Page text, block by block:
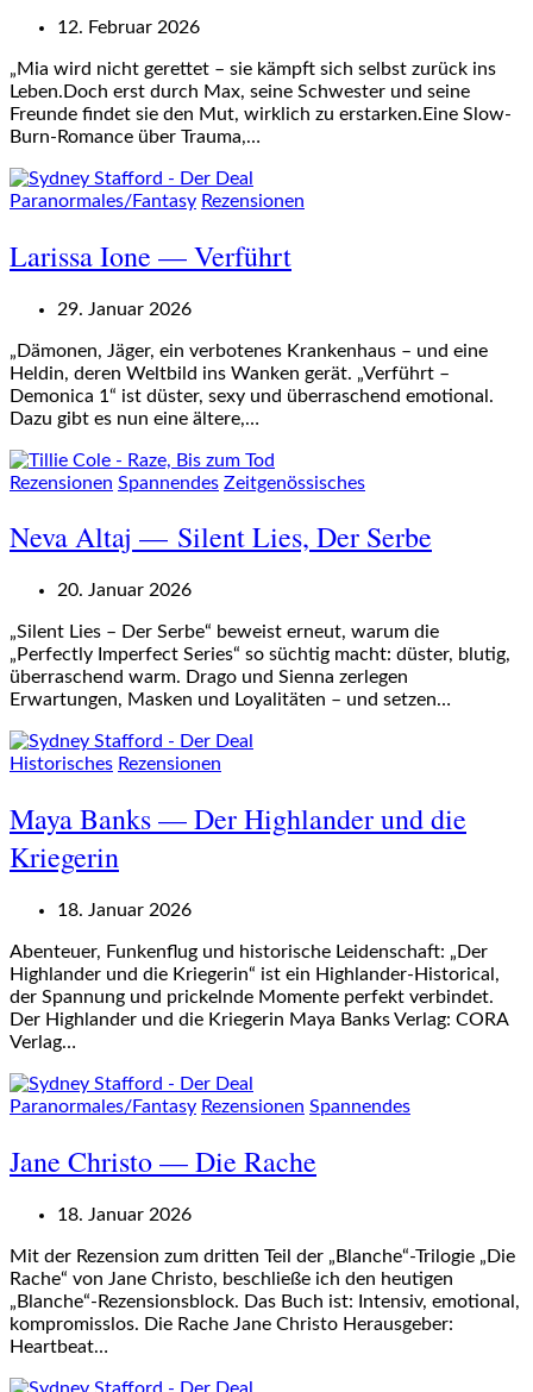
12. Februar 2026
„Mia wird nicht gerettet – sie kämpft sich selbst zurück ins
Leben.Doch erst durch Max, seine Schwester und seine
Freunde findet sie den Mut, wirklich zu erstarken.Eine Slow-
Burn-Romance über Trauma,…
Paranormales/Fantasy Rezensionen
Larissa Ione — Verführt
29. Januar 2026
„Dämonen, Jäger, ein verbotenes Krankenhaus – und eine
Heldin, deren Weltbild ins Wanken gerät. „Verführt –
Demonica 1“ ist düster, sexy und überraschend emotional.
Dazu gibt es nun eine ältere,…
Rezensionen Spannendes Zeitgenössisches
Neva Altaj — Silent Lies, Der Serbe
20. Januar 2026
„Silent Lies – Der Serbe“ beweist erneut, warum die
„Perfectly Imperfect Series“ so süchtig macht: düster, blutig,
überraschend warm. Drago und Sienna zerlegen
Erwartungen, Masken und Loyalitäten – und setzen…
Historisches Rezensionen
Maya Banks — Der Highlander und die
Kriegerin
18. Januar 2026
Abenteuer, Funkenflug und historische Leidenschaft: „Der
Highlander und die Kriegerin“ ist ein Highlander-Historical,
der Spannung und prickelnde Momente perfekt verbindet.
Der Highlander und die Kriegerin Maya Banks Verlag: CORA
Verlag…
Paranormales/Fantasy Rezensionen Spannendes
Jane Christo — Die Rache
18. Januar 2026
Mit der Rezension zum dritten Teil der „Blanche“-Trilogie „Die
Rache“ von Jane Christo, beschließe ich den heutigen
„Blanche“-Rezensionsblock. Das Buch ist: Intensiv, emotional,
kompromisslos. Die Rache Jane Christo Herausgeber:
Heartbeat…